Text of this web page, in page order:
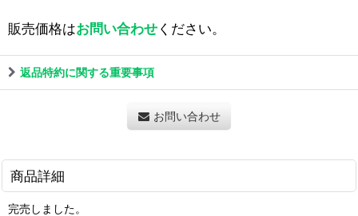
販売価格はお問い合わせください。
返品特約に関する重要事項
お問い合わせ
商品詳細
完売しました。